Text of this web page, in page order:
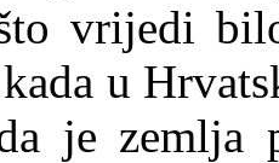
vrijedi
u
je zemlja